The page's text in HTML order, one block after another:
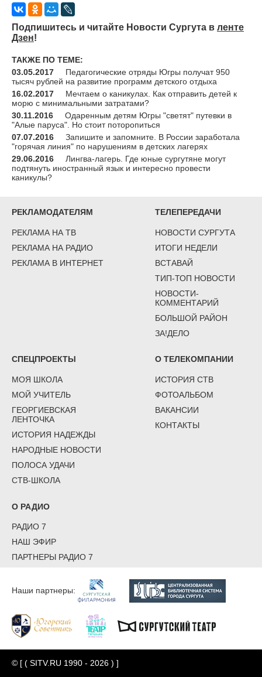
Подпишитесь и читайте Новости Сургута в ленте
Дзен!
ТАКЖЕ ПО ТЕМЕ:
03.05.2017
Педагогические отряды Югры получат 950
тысяч рублей на развитие программ детского отдыха
16.02.2017
Мечтаем о каникулах. Как отправить детей к
морю с минимальными затратами?
30.11.2016
Одаренным детям Югры "светят" путевки в
"Алые паруса". Но стоит поторопиться
07.07.2016
Запишите и запомните. В России заработала
"горячая линия" по нарушениям в детских лагерях
29.06.2016
Лингва-лагерь. Где юные сургутяне могут
подтянуть иностранный язык и интересно провести
каникулы?
РЕКЛАМОДАТЕЛЯМ
РЕКЛАМА НА ТВ
РЕКЛАМА НА РАДИО
РЕКЛАМА В ИНТЕРНЕТ
ТЕЛЕПЕРЕДАЧИ
НОВОСТИ СУРГУТА
ИТОГИ НЕДЕЛИ
ВСТАВАЙ
ТИП-ТОП НОВОСТИ
НОВОСТИ-
КОММЕНТАРИЙ
БОЛЬШОЙ РАЙОН
ЗА!ДЕЛО
СПЕЦПРОЕКТЫ
МОЯ ШКОЛА
МОЙ УЧИТЕЛЬ
ГЕОРГИЕВСКАЯ
ЛЕНТОЧКА
ИСТОРИЯ НАДЕЖДЫ
НАРОДНЫЕ НОВОСТИ
ПОЛОСА УДАЧИ
СТВ-ШКОЛА
О ТЕЛЕКОМПАНИИ
ИСТОРИЯ СТВ
ФОТОАЛЬБОМ
ВАКАНСИИ
КОНТАКТЫ
О РАДИО
РАДИО 7
НАШ ЭФИР
ПАРТНЕРЫ РАДИО 7
Наши партнеры:
© [ ( SITV.RU 1990 - 2026 ) ]